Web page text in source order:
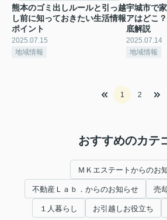
熊本のゴミ出しルールと引っ越
し前に知っておきたい生活情報
ポイント
2025.07.15
地域情報
宇城市で
アはどこ
底解説
2025.07.14
地域情報
1 2
おすすめのカテ
ＭＫエステートからのお
不動産Ｌａｂ．からのお知らせ 売
１人暮らし お引越しお役立ち